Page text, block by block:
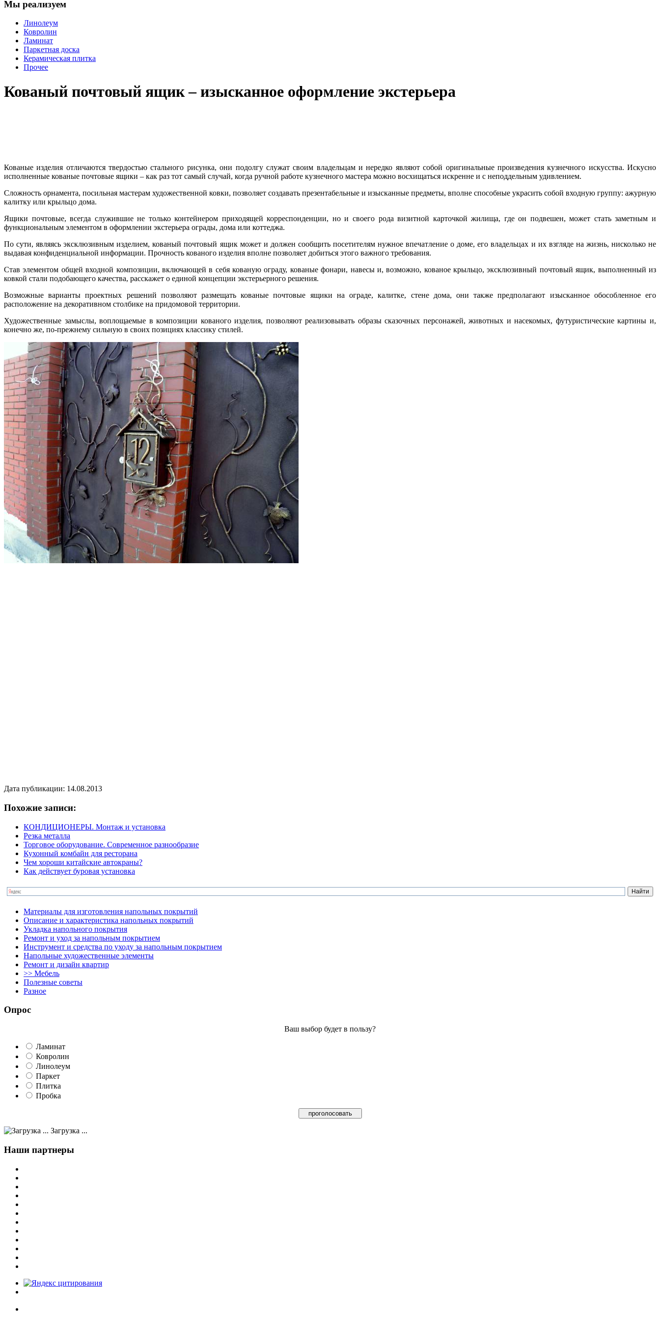
Мы реализуем
Линолеум
Ковролин
Ламинат
Паркетная доска
Керамическая плитка
Прочее
Кованый почтовый ящик – изысканное оформление экстерьера
Кованые изделия отличаются твердостью стального рисунка, они подолгу служат своим владельцам и нередко являют собой оригинальные произведения кузнечного искусства. Искусно
исполненные кованые почтовые ящики – как раз тот самый случай, когда ручной работе кузнечного мастера можно восхищаться искренне и с неподдельным удивлением.
Сложность орнамента, посильная мастерам художественной ковки, позволяет создавать презентабельные и изысканные предметы, вполне способные украсить собой входную группу: ажурную
калитку или крыльцо дома.
Ящики почтовые, всегда служившие не только контейнером приходящей корреспонденции, но и своего рода визитной карточкой жилища, где он подвешен, может стать заметным и
функциональным элементом в оформлении экстерьера ограды, дома или коттеджа.
По сути, являясь эксклюзивным изделием, кованый почтовый ящик может и должен сообщить посетителям нужное впечатление о доме, его владельцах и их взгляде на жизнь, нисколько не
выдавая конфиденциальной информации. Прочность кованого изделия вполне позволяет добиться этого важного требования.
Став элементом общей входной композиции, включающей в себя кованую ограду, кованые фонари, навесы и, возможно, кованое крыльцо, эксклюзивный почтовый ящик, выполненный из
ковкой стали подобающего качества, расскажет о единой концепции экстерьерного решения.
Возможные варианты проектных решений позволяют размещать кованые почтовые ящики на ограде, калитке, стене дома, они также предполагают изысканное обособленное его
расположение на декоративном столбике на придомовой территории.
Художественные замыслы, воплощаемые в композиции кованого изделия, позволяют реализовывать образы сказочных персонажей, животных и насекомых, футуристические картины и,
конечно же, по-прежнему сильную в своих позициях классику стилей.
Дата публикации: 14.08.2013
Похожие записи:
КОНДИЦИОНЕРЫ. Монтаж и установка
Резка металла
Торговое оборудование. Современное разнообразие
Кухонный комбайн для ресторана
Чем хороши китайские автокраны?
Как действует буровая установка
Материалы для изготовления напольных покрытий
Описание и характеристика напольных покрытий
Укладка напольного покрытия
Ремонт и уход за напольным покрытием
Инструмент и средства по уходу за напольным покрытием
Напольные художественные элементы
Ремонт и дизайн квартир
>> Мебель
Полезные советы
Разное
Опрос
Ваш выбор будет в пользу?
Ламинат
Ковролин
Линолеум
Паркет
Плитка
Пробка
Загрузка ...
Наши партнеры